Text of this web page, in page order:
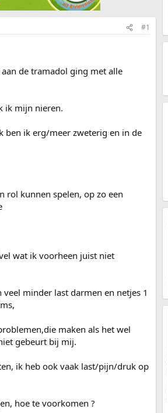
#1
de tramadol ging met alle
ik mijn nieren.
ben ik erg/meer zweterig en in de
rol kunnen spelen, op zo een
wat ik voorheen juist niet
minder last darmen en netjes 1
maken als het wel
gebeurt bij mij.
ik heb ook vaak last/pijn/druk op
hoe te voorkomen ?